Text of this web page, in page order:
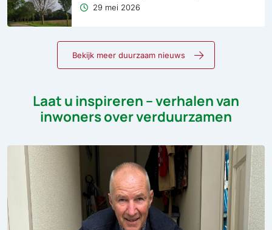
29 mei 2026
Bekijk meer duurzaam nieuws
Laat u inspireren – verhalen van
inwoners over verduurzamen